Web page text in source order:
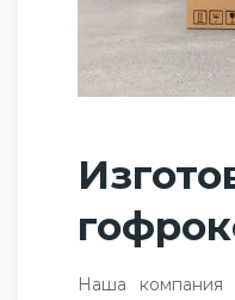
Наша компания